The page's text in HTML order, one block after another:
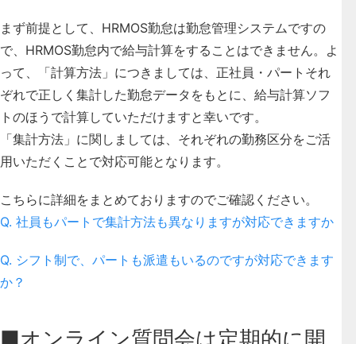
まず前提として、HRMOS勤怠は勤怠管理システムですの
で、HRMOS勤怠内で給与計算をすることはできません。よ
って、「計算方法」につきましては、正社員・パートそれ
ぞれで正しく集計した勤怠データをもとに、給与計算ソフ
トのほうで計算していただけますと幸いです。
「集計方法」に関しましては、それぞれの勤務区分をご活
用いただくことで対応可能となります。
こちらに詳細をまとめておりますのでご確認ください。
Q. 社員もパートで集計方法も異なりますが対応できますか
Q. シフト制で、パートも派遣もいるのですが対応できます
か？
■オンライン質問会は定期的に開